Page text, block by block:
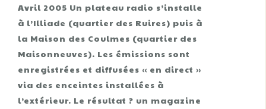
Avril 2005 Un plateau radio s’installe
à l’Illiade (quartier des Ruires) puis à
la Maison des Coulmes (quartier des
Maisonneuves). Les émissions sont
enregistrées et diffusées « en direct »
via des enceintes installées à
l’extérieur. Le résultat ? un magazine